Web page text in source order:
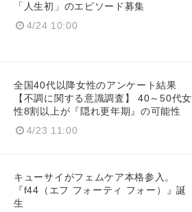
「人生初」のエピソード募集
4/24 10:00
全国40代以降女性のアンケート結果
【不調に関する意識調査】 40～50代女
性8割以上が『隠れ更年期』の可能性
4/23 11:00
キューサイがフェムケア本格参入。
『f44（エフ フォーティ フォー）』誕
生